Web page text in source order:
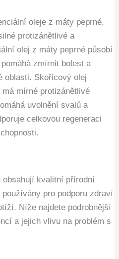
oleje z máty peprné,
protizánětlivé a
olej z máty peprné působí
zmírnit bolest a
oblasti. Skořicový olej
mírné protizánětlivé
uvolnění svalů a
celkovou regeneraci
obsahují kvalitní přírodní
pro podporu zdraví
Níže najdete podrobnější
a jejich vlivu na problém s